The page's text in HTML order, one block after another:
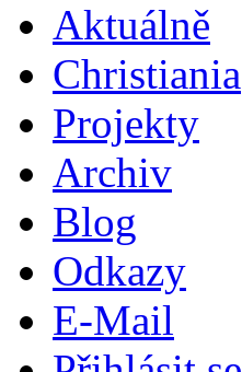
Aktuálně
Christiania
Projekty
Archiv
Blog
Odkazy
E-Mail